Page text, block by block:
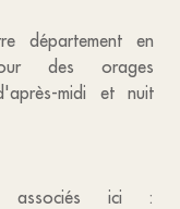
département en
des orages
midi et nuit
associés ici :